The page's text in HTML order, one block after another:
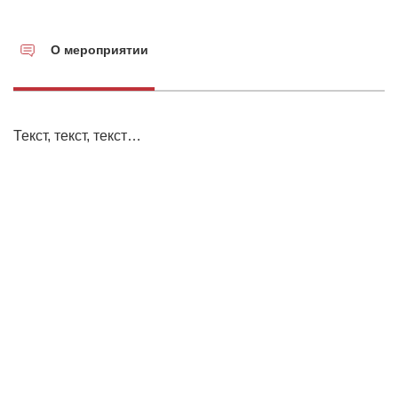
О мероприятии
Текст, текст, текст…